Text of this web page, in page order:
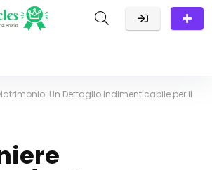
Un Dettaglio Indimenticabile per il